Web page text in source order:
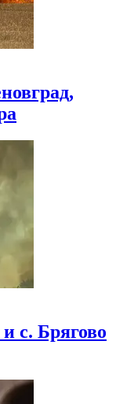
с. Брягово